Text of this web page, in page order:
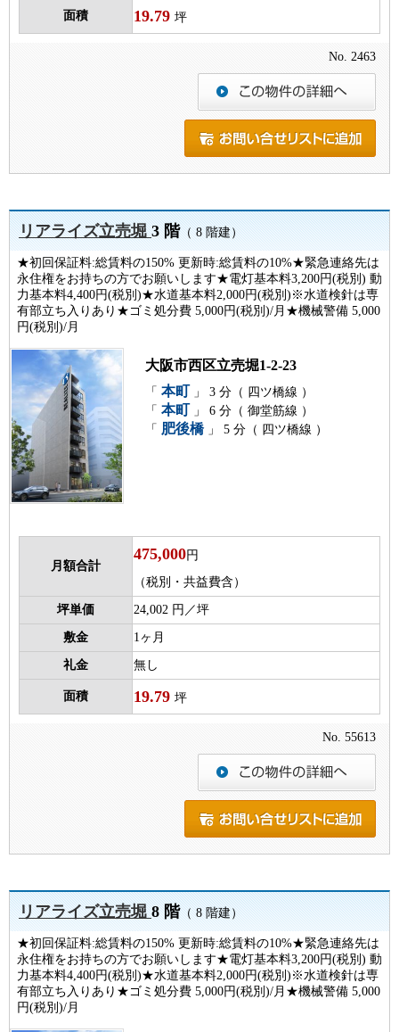
面積 19.79 坪
No. 2463
リアライズ立売堀3 階（ 8 階建）
★初回保証料:総賃料の150% 更新時:総賃料の10%★緊急連絡先は
永住権をお持ちの方でお願いします★電灯基本料3,200円(税別) 動
力基本料4,400円(税別)★水道基本料2,000円(税別)※水道検針は専
有部立ち入りあり★ゴミ処分費 5,000円(税別)/月★機械警備 5,000
円(税別)/月
大阪市西区立売堀1-2-23
「 本町 」 3 分（ 四ツ橋線 ）
「 本町 」 6 分（ 御堂筋線 ）
「 肥後橋 」 5 分（ 四ツ橋線 ）
月額合計
475,000円
（税別・共益費含）
坪単価 24,002 円／坪
敷金 1ヶ月
礼金 無し
面積 19.79 坪
No. 55613
リアライズ立売堀8 階（ 8 階建）
★初回保証料:総賃料の150% 更新時:総賃料の10%★緊急連絡先は
永住権をお持ちの方でお願いします★電灯基本料3,200円(税別) 動
力基本料4,400円(税別)★水道基本料2,000円(税別)※水道検針は専
有部立ち入りあり★ゴミ処分費 5,000円(税別)/月★機械警備 5,000
円(税別)/月